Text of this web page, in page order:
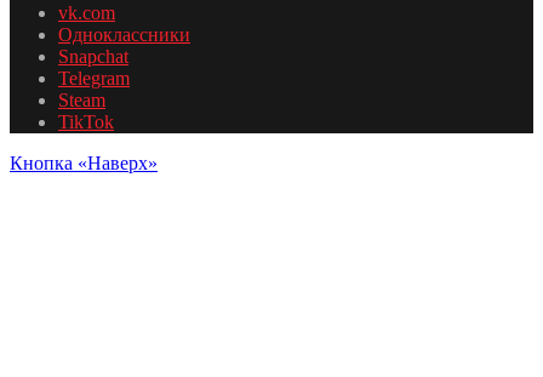
vk.com
Одноклассники
Snapchat
Telegram
Steam
TikTok
Кнопка «Наверх»